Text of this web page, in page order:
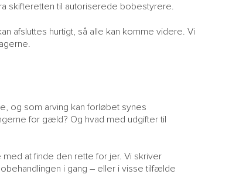
skifteretten til autoriserede bobestyrere.
afsluttes hurtigt, så alle kan komme videre. Vi
og som arving kan forløbet synes
for gæld? Og hvad med udgifter til
at finde den rette for jer. Vi skriver
i gang – eller i visse tilfælde